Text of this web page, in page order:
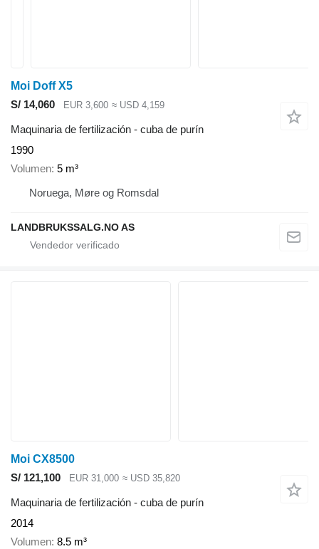
Moi Doff X5
S/ 14,060
EUR 3,600 ≈ USD 4,159
Maquinaria de fertilización - cuba de purín
1990
Volumen 5 m³
Noruega, Møre og Romsdal
LANDBRUKSSALG.NO AS
Moi CX8500
S/ 121,100
EUR 31,000 ≈ USD 35,820
Maquinaria de fertilización - cuba de purín
2014
Volumen 8.5 m³